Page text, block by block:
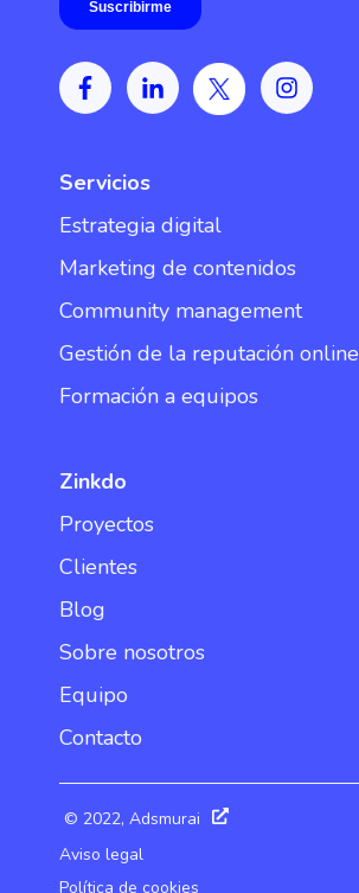
Servicios
Estrategia digital
Marketing de contenidos
Community management
Gestión de la reputación online
Formación a equipos
Zinkdo
Proyectos
Clientes
Blog
Sobre nosotros
Equipo
Contacto
© 2022, Adsmurai
Aviso legal
Política de cookies